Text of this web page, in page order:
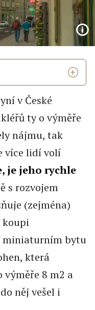
v České
ty o výměře
nájmu, tak
více lidí volí
je jeho rychle
s rozvojem
(zejména)
miniaturním bytu
která
8 m2 a
něj vešel i